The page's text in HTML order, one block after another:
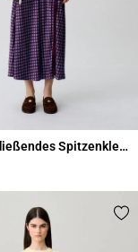
Langes fließendes Spitzenkleid